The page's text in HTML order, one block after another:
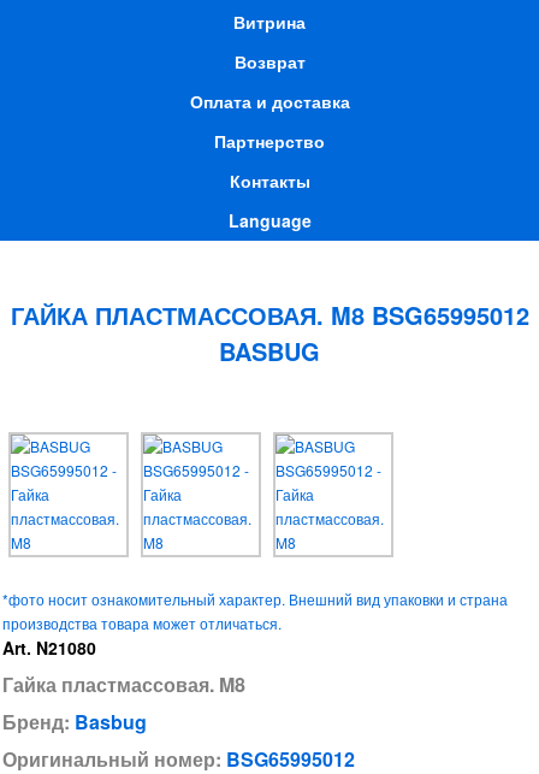
Витрина
Возврат
Оплата и доставка
Партнерство
Контакты
Language
ГАЙКА ПЛАСТМАССОВАЯ. M8 BSG65995012
BASBUG
*фото носит ознакомительный характер. Внешний вид упаковки и страна
производства товара может отличаться.
Art. N21080
Гайка пластмассовая. M8
Бренд: Basbug
Оригинальный номер: BSG65995012